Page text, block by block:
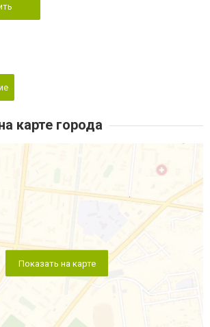
карте города
Показать на карте